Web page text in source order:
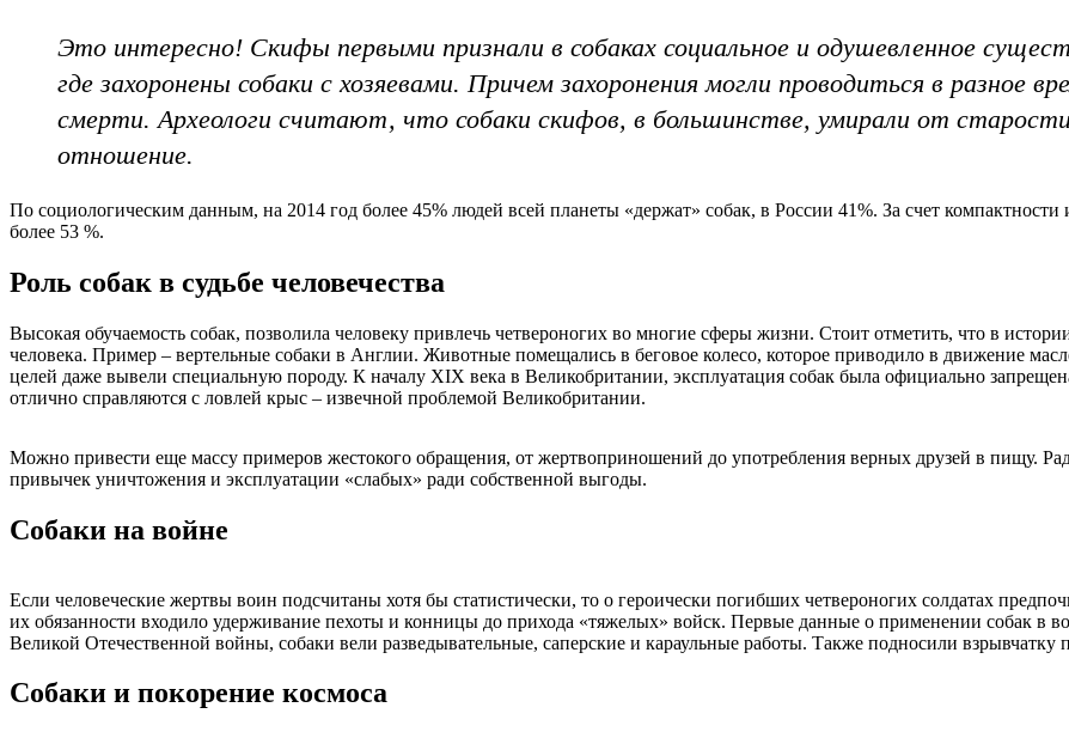
Это интересно! Скифы первыми признали в собаках социальное и одушевленное
где захоронены собаки с хозяевами. Причем захоронения могли проводиться в разное
смерти. Археологи считают, что собаки скифов, в большинстве, умирали от
отношение.
По социологическим данным, на 2014 год более 45% людей всей планеты «держат» собак, в России 41%. За счет
более 53 %.
Роль собак в судьбе человечества
Высокая обучаемость собак, позволила человеку привлечь четвероногих во многие сферы жизни. Стоит отметить, что в
человека. Пример – вертельные собаки в Англии. Животные помещались в беговое колесо, которое приводило в движение
целей даже вывели специальную породу. К началу XIX века в Великобритании, эксплуатация собак была официально
отлично справляются с ловлей крыс – извечной проблемой Великобритании.
Можно привести еще массу примеров жестокого обращения, от жертвоприношений до употребления верных друзей в пищу.
привычек уничтожения и эксплуатации «слабых» ради собственной выгоды.
Собаки на войне
Если человеческие жертвы воин подсчитаны хотя бы статистически, то о героически погибших четвероногих солдатах
их обязанности входило удерживание пехоты и конницы до прихода «тяжелых» войск. Первые данные о применении собак в
Великой Отечественной войны, собаки вели разведывательные, саперские и караульные работы. Также подносили взрывчатку
Собаки и покорение космоса